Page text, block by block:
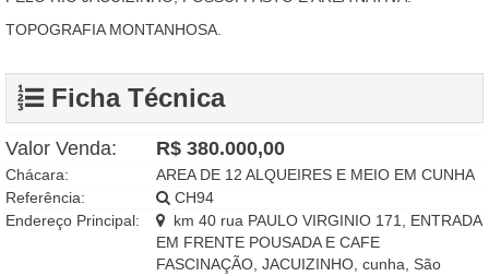
TOPOGRAFIA MONTANHOSA.
Ficha Técnica
Valor Venda: R$ 380.000,00
Chácara:
AREA DE 12 ALQUEIRES E MEIO EM CUNHA
Referência:
CH94
Endereço Principal:
km 40 rua PAULO VIRGINIO 171, ENTRADA
EM FRENTE POUSADA E CAFE
FASCINAÇÃO, JACUIZINHO, cunha, São